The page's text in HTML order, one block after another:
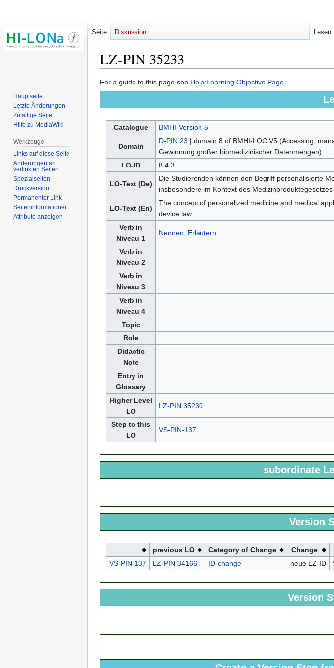
LZ-PIN 35233
Zur
Navigation
Zur
Suche
For a guide to this page see Help:Learning Objective Page.
Catalogue BMHI-Version-5
Domain
D-PIN 23 | domain 8 of BMHI-LOC V5 (Accessing,
Gewinnung großer biomedizinischer Datenmengen)
LO-ID
8.4.3
LO-Text (De)
Die Studierenden können den Begriff personalisierte
insbesondere im Kontext des Medizinproduktegesetzes
LO-Text (En)
The concept of personalized medicine and medical
device law
Verb in
Niveau 1
Nennen Erläutern
Verb in
Niveau 2
Verb in
Niveau 3
Verb in
Niveau 4
Topic
Role
Didactic
Note
Entry in
Glossary
Higher Level
LO
LZ-PIN 35230
Step to this
LO
VS-PIN-137
subordinate
Version
previous LO Category of Change Change
VS-PIN-137
LZ-PIN 34166 ID-change neue LZ-ID
Version
Seite Diskussion Lesen
Hauptseite
Letzte Änderungen
Zufällige Seite
Hilfe zu MediaWiki
Werkzeuge
Links auf diese Seite
Änderungen an
verlinkten Seiten
Spezialseiten
Druckversion
Permanenter Link
Seiten­­informationen
Attribute anzeigen